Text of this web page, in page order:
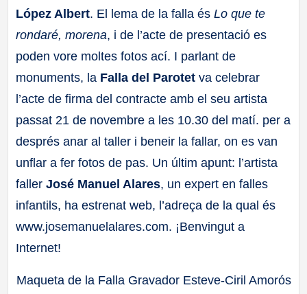
López Albert. El lema de la falla ésLo que te
rondaré, morena, i de l’acte de presentació es
poden vore moltes fotos ací. I parlant de
monuments, la Falla del Parotetva celebrar
l’acte de firma del contracte amb el seu artista
passat 21 de novembre a les 10.30 del matí. per a
després anar al taller i beneir la fallar, on es van
unflar a fer fotos de pas. Un últim apunt: l’artista
fallerJosé Manuel Alares, un expert en falles
infantils, ha estrenat web, l’adreça de la qual és
www.josemanuelalares.com. ¡Benvingut a
Internet!
Maqueta de la Falla Gravador Esteve-Ciril Amorós